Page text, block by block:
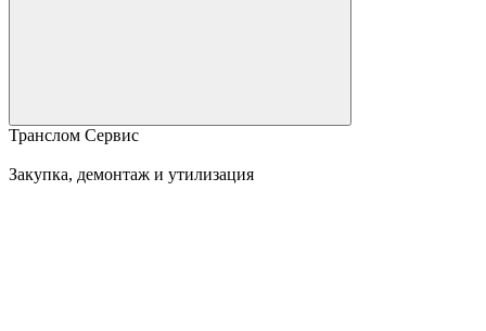
Транслом Сервис
Закупка, демонтаж и утилизация